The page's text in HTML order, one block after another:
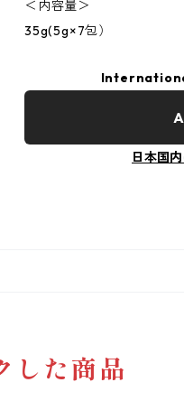
＜内容量＞
35g(5g×7包）
日本国
した商品